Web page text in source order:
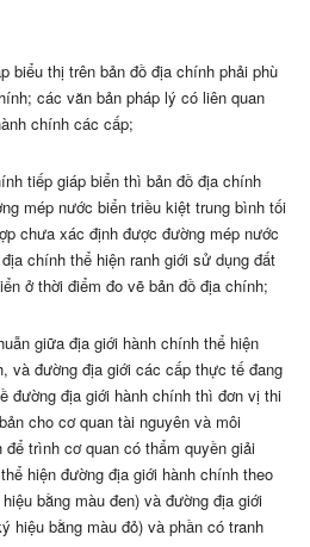
biểu thị trên bản đồ địa chính phải phù
các văn bản pháp lý có liên quan
chính các cấp;
tiếp giáp biển thì bản đồ địa chính
mép nước biển triều kiệt trung bình tối
chưa xác định được đường mép nước
chính thể hiện ranh giới sử dụng đất
ở thời điểm đo vẽ bản đồ địa chính;
giữa địa giới hành chính thể hiện
và đường địa giới các cấp thực tế đang
đường địa giới hành chính thì đơn vị thi
cho cơ quan tài nguyên và môi
trình cơ quan có thẩm quyền giải
hiện đường địa giới hành chính theo
bằng màu đen) và đường địa giới
hiệu bằng màu đỏ) và phần có tranh